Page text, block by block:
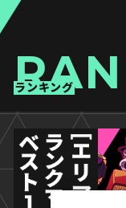
ランキング